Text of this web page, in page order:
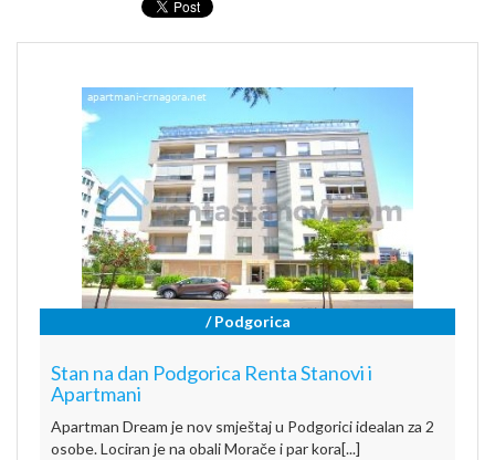
/ Podgorica
Stan na dan Podgorica Renta Stanovi i
Apartmani
Apartman Dream je nov smještaj u Podgorici idealan za 2
osobe. Lociran je na obali Morače i par kora[...]